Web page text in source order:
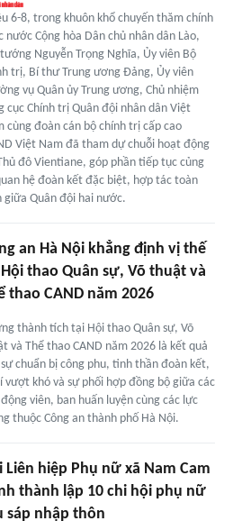
6-8, trong khuôn khổ chuyến thăm chính
nước Cộng hòa Dân chủ nhân dân Lào,
Nguyễn Trọng Nghĩa, Ủy viên Bộ
trị, Bí thư Trung ương Đảng, Ủy viên
vụ Quân ủy Trung ương, Chủ nhiệm
cục Chính trị Quân đội nhân dân Việt
cùng đoàn cán bộ chính trị cấp cao
Việt Nam đã tham dự chuỗi hoạt động
đô Vientiane, góp phần tiếp tục củng
hệ đoàn kết đặc biệt, hợp tác toàn
giữa Quân đội hai nước.
an Hà Nội khẳng định vị thế
thao Quân sự, Võ thuật và
thao CAND năm 2026
thành tích tại Hội thao Quân sự, Võ
và Thể thao CAND năm 2026 là kết quả
chuẩn bị công phu, tinh thần đoàn kết,
vượt khó và sự phối hợp đồng bộ giữa các
viên, ban huấn luyện cùng các lực
thuộc Công an thành phố Hà Nội.
Liên hiệp Phụ nữ xã Nam Cam
thành lập 10 chi hội phụ nữ
sáp nhập thôn